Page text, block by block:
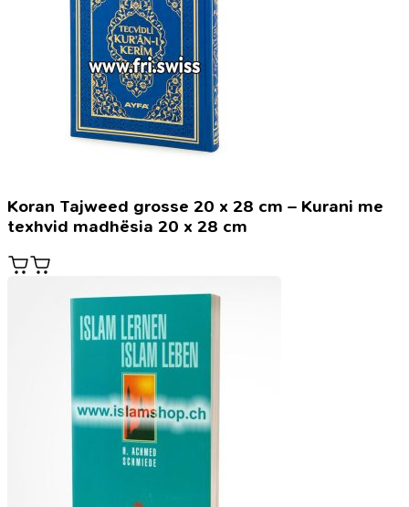
Koran Tajweed grosse 20 x 28 cm – Kurani me
texhvid madhësia 20 x 28 cm